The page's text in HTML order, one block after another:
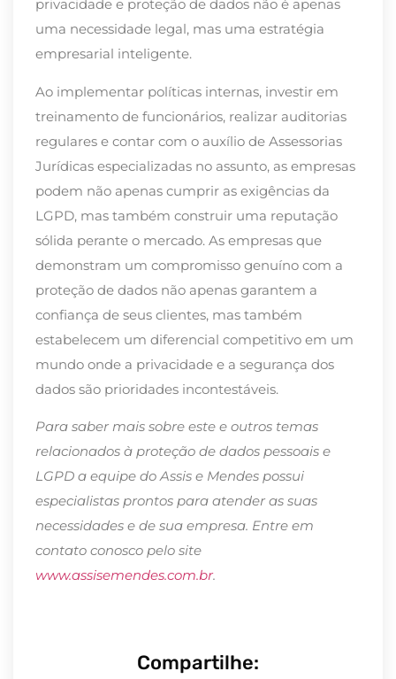
privacidade e proteção de dados não é apenas
uma necessidade legal, mas uma estratégia
empresarial inteligente.
Ao implementar políticas internas, investir em
treinamento de funcionários, realizar auditorias
regulares e contar com o auxílio de Assessorias
Jurídicas especializadas no assunto, as empresas
podem não apenas cumprir as exigências da
LGPD, mas também construir uma reputação
sólida perante o mercado. As empresas que
demonstram um compromisso genuíno com a
proteção de dados não apenas garantem a
confiança de seus clientes, mas também
estabelecem um diferencial competitivo em um
mundo onde a privacidade e a segurança dos
dados são prioridades incontestáveis.
Para saber mais sobre este e outros temas
relacionados à proteção de dados pessoais e
LGPD a equipe do Assis e Mendes possui
especialistas prontos para atender as suas
necessidades e de sua empresa. Entre em
contato conosco pelo site
www.assisemendes.com.br.
Compartilhe: